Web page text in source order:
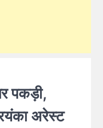
पकड़ी,
अरेस्ट